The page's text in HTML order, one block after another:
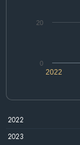
2022
0
20
2022
2023